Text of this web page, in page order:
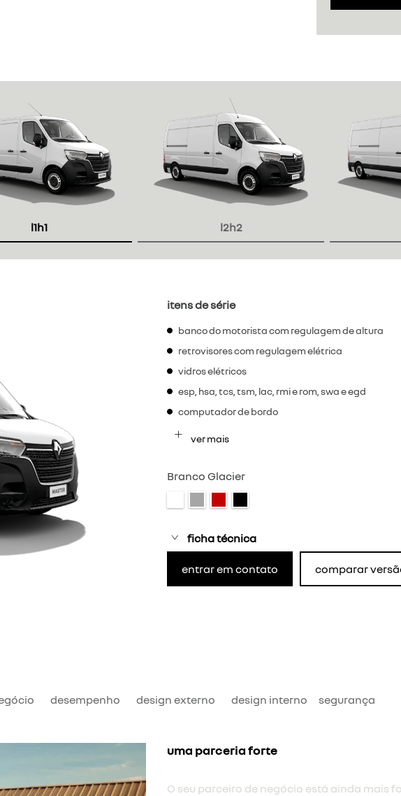
l1h1 l2h2
itens de série
banco do motorista com regulagem de altura
retrovisores com regulagem elétrica
vidros elétricos
esp, hsa, tcs, tsm, lac, rmi e rom, swa e egd
computador de bordo
ver mais
Branco Glacier
ficha técnica
entrar em contato comparar
desempenho design externo design interno segurança
uma parceria forte
O seu parceiro de negócio está ainda mais